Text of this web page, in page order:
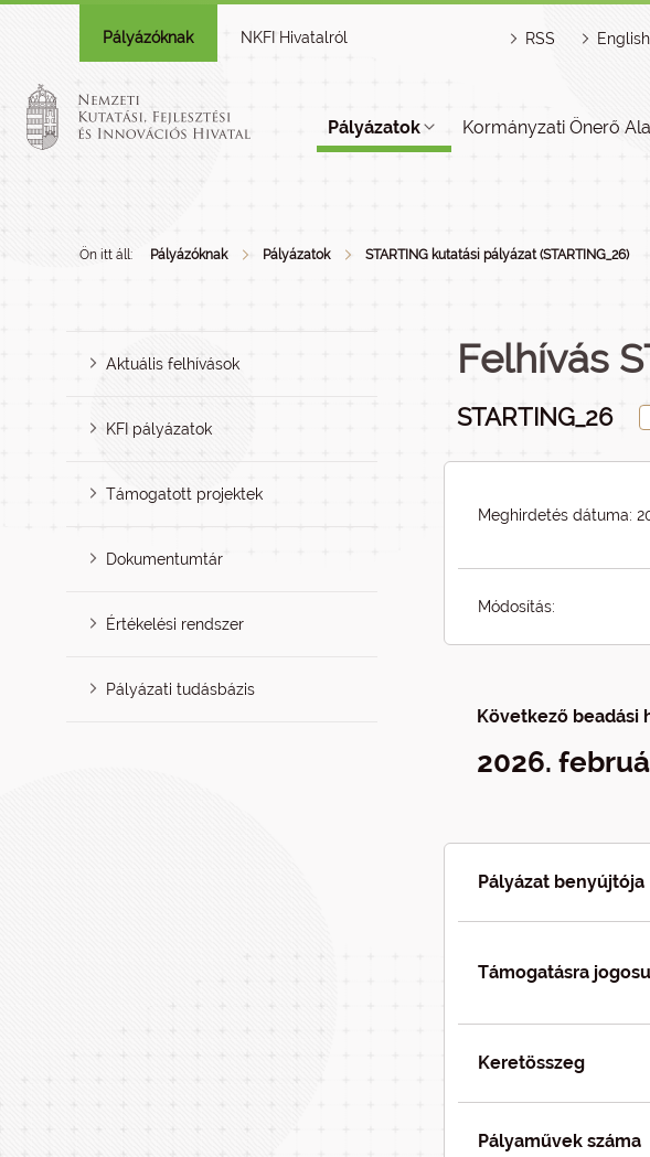
Pályázóknak NKFI Hivatalról RSS English
Pályázatok Kormányzati Önerő
Ön itt áll: Pályázóknak Pályázatok STARTING kutatási pályázat (STARTING_26)
Aktuális felhívások
KFI pályázatok
Támogatott projektek
Dokumentumtár
Értékelési rendszer
Pályázati tudásbázis
Felhívás
STARTING_26
Meghirdetés dátuma:
Módosítás:
Következő beadási
2026.
Pályázat benyújtója
Támogatásra
Keretösszeg
Pályaművek száma